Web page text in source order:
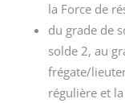
la Force de
du grade de
solde 2, au
frégate/
régulière et